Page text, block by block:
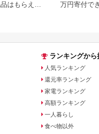
はもらえ
万円寄付で
ランキングから
人気ランキング
還元率ランキング
家電ランキング
高額ランキング
一人暮らし
食べ物以外